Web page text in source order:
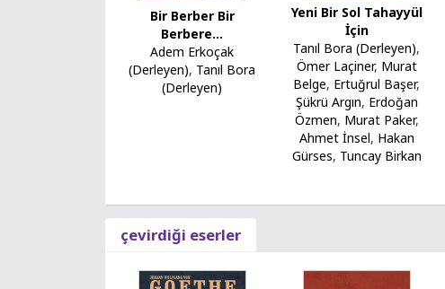
Bir Berber Bir
Berbere...
Adem Erkoçak
(Derleyen), Tanıl Bora
(Derleyen)
Yeni Bir Sol Tahayyül
İçin
Tanıl Bora (Derleyen),
Ömer Laçiner, Murat
Belge, Ertuğrul Başer,
Şükrü Argın, Erdoğan
Özmen, Murat Paker,
Ahmet İnsel, Hakan
Gürses, Tuncay Birkan
çevirdiği eserler